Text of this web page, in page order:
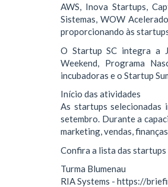
AWS, Inova Startups,
Sistemas, WOW
proporcionando às
O Startup SC integra a
Weekend, Programa
incubadoras e o Startup
Início das atividades
As startups selecionadas
setembro. Durante a
marketing, vendas,
Confira a lista das
Turma Blumenau
RIA Systems - https://